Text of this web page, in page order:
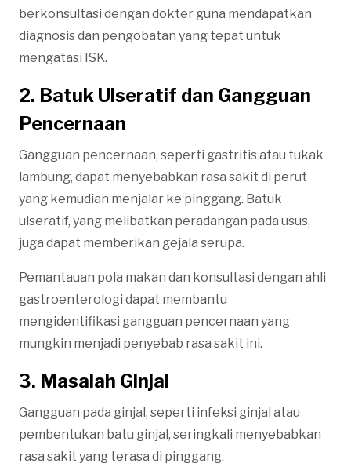
berkonsultasi dengan dokter guna mendapatkan
diagnosis dan pengobatan yang tepat untuk
mengatasi ISK.
2. Batuk Ulseratif dan Gangguan
Pencernaan
Gangguan pencernaan, seperti gastritis atau tukak
lambung, dapat menyebabkan rasa sakit di perut
yang kemudian menjalar ke pinggang. Batuk
ulseratif, yang melibatkan peradangan pada usus,
juga dapat memberikan gejala serupa.
Pemantauan pola makan dan konsultasi dengan ahli
gastroenterologi dapat membantu
mengidentifikasi gangguan pencernaan yang
mungkin menjadi penyebab rasa sakit ini.
3. Masalah Ginjal
Gangguan pada ginjal, seperti infeksi ginjal atau
pembentukan batu ginjal, seringkali menyebabkan
rasa sakit yang terasa di pinggang.